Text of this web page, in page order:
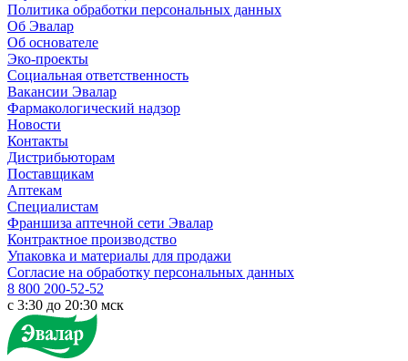
Политика обработки персональных данных
Об Эвалар
Об основателе
Эко-проекты
Социальная ответственность
Вакансии Эвалар
Фармакологический надзор
Новости
Контакты
Дистрибьюторам
Поставщикам
Аптекам
Специалистам
Франшиза аптечной сети Эвалар
Контрактное производство
Упаковка и материалы для продажи
Согласие на обработку персональных данных
8 800 200-52-52
c 3:30 до 20:30 мск